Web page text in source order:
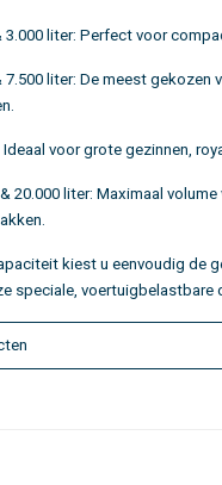
3.000 liter: Perfect voor
7.500 liter: De meest gekozen
Ideaal voor grote gezinnen,
20.000 liter: Maximaal
kiest u eenvoudig de
speciale, voertuigbelastbare